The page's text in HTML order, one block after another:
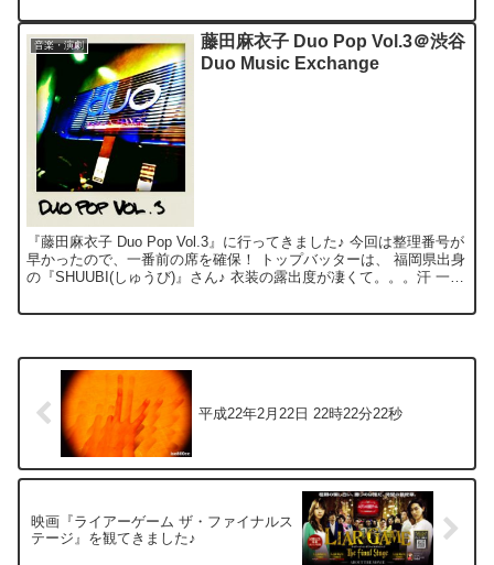
音楽・演劇
藤田麻衣子 Duo Pop Vol.3＠渋谷
Duo Music Exchange
『藤田麻衣子 Duo Pop Vol.3』に行ってきました♪ 今回は整理番号が
早かったので、一番前の席を確保！ トップバッターは、 福岡県出身
の『SHUUBI(しゅうび)』さん♪ 衣装の露出度が凄くて。。。汗 一瞬
平成22年2月22日 22時22分22秒
映画『ライアーゲーム ザ・ファイナルス
テージ』を観てきました♪